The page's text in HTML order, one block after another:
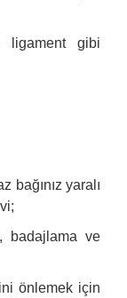
ligament gibi
bağınız yaralı
badajlama ve
önlemek için